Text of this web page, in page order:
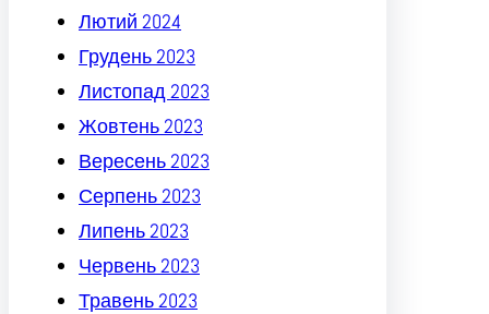
Лютий 2024
Грудень 2023
Листопад 2023
Жовтень 2023
Вересень 2023
Серпень 2023
Липень 2023
Червень 2023
Травень 2023